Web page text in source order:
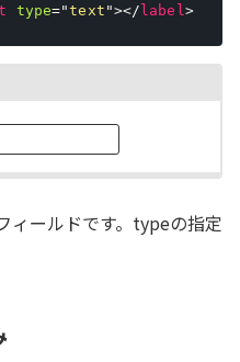
type="text "></ label >
ィールドです。typeの指定